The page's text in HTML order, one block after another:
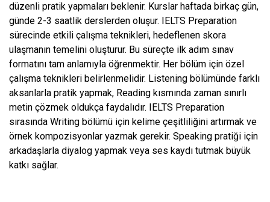
düzenli pratik yapmaları beklenir. Kurslar haftada birkaç gün,
günde 2-3 saatlik derslerden oluşur. IELTS Preparation
sürecinde etkili çalışma teknikleri, hedeflenen skora
ulaşmanın temelini oluşturur. Bu süreçte ilk adım sınav
formatını tam anlamıyla öğrenmektir. Her bölüm için özel
çalışma teknikleri belirlenmelidir. Listening bölümünde farklı
aksanlarla pratik yapmak, Reading kısmında zaman sınırlı
metin çözmek oldukça faydalıdır. IELTS Preparation
sırasında Writing bölümü için kelime çeşitliliğini artırmak ve
örnek kompozisyonlar yazmak gerekir. Speaking pratiği için
arkadaşlarla diyalog yapmak veya ses kaydı tutmak büyük
katkı sağlar.